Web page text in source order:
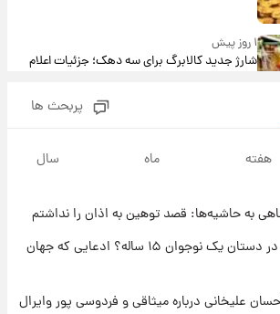
۱ روز پیش
شارژ جدید کالابرگ برای سه دهک؛ جزئیات اعلام
شاهین، کوییک، اطلس، سهند و ساینا با اقساط
۱ روز پیش
قیمت سکه و طلا فردا
۱ روز پیش
پربحث ها
هفته ماه سال
به حاشیه‌ها: قصد توهین به اذان را نداشتم
راز طول عمر انسان در دستان یک نوجوان ۱۵ ساله؟ ادعایی که جهان
علیخانی درباره میثاقی و فردوسی پور وایرال